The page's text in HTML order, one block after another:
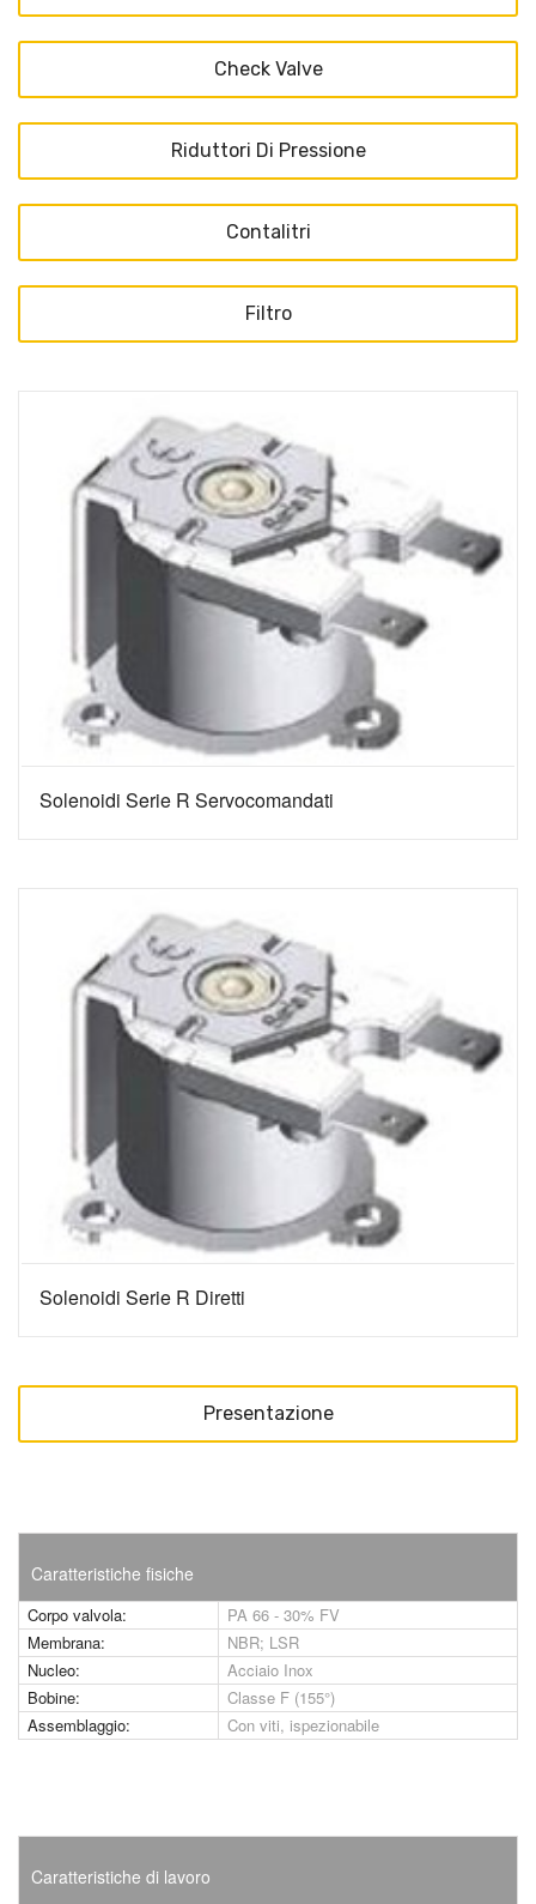
Check Valve
Riduttori Di Pressione
Contalitri
Filtro
Solenoidi Serie R Servocomandati
Solenoidi Serie R Diretti
Presentazione
Caratteristiche fisiche
Corpo valvola:
PA 66 - 30% FV
Membrana:
NBR; LSR
Nucleo:
Acciaio Inox
Bobine:
Classe F (155°)
Assemblaggio:
Con viti, ispezionabile
Caratteristiche di lavoro